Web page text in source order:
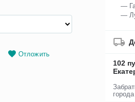
Отложить
—
—
102